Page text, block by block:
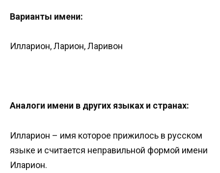
Варианты имени:
Илларион, Ларион, Ларивон
Аналоги имени в других языках и странах:
Илларион – имя которое прижилось в русском
языке и считается неправильной формой имени
Иларион.